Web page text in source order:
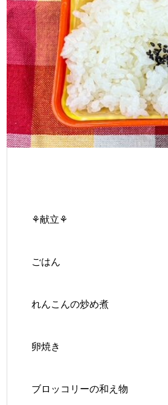
⚘献立⚘
ごはん
れんこんの炒め煮
卵焼き
ブロッコリーの和え物